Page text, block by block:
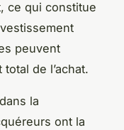
ce qui constitue
peuvent
de l’achat.
la
ont la